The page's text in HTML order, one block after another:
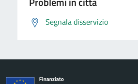
Segnala disservizio